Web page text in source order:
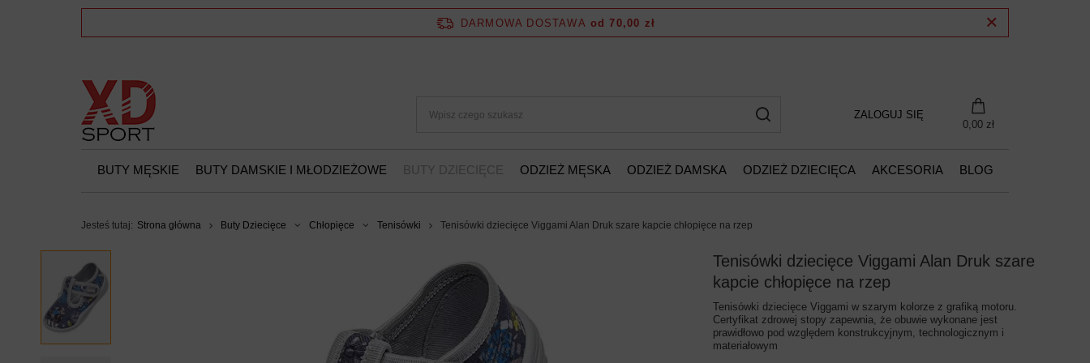
DARMOWA DOSTAWA od 70,00 zł
ZALOGUJ SIĘ
0,00 zł
BUTY MĘSKIE BUTY DAMSKIE I MŁODZIEŻOWE BUTY DZIECIĘCE ODZIEŻ MĘSKA ODZIEŻ DAMSKA ODZIEŻ DZIECIĘCA AKCESORIA BLOG
Jesteś tutaj: Strona główna Buty Dziecięce Chłopięce Tenisówki Tenisówki dziecięce Viggami Alan Druk szare kapcie chłopięce na rzep
Tenisówki dziecięce Viggami Alan Druk szare
kapcie chłopięce na rzep
Tenisówki dziecięce Viggami w szarym kolorze z grafiką motoru.
Certyfikat zdrowej stopy zapewnia, że obuwie wykonane jest
prawidłowo pod względem konstrukcyjnym, technologicznym i
materiałowym